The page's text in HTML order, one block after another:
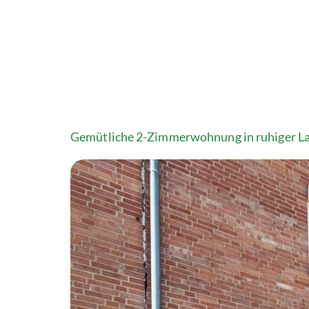
Gemütliche 2-Zimmerwohnung in ruhiger